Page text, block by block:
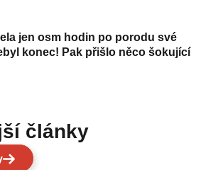
jen osm hodin po porodu své
konec! Pak přišlo něco šokující
články